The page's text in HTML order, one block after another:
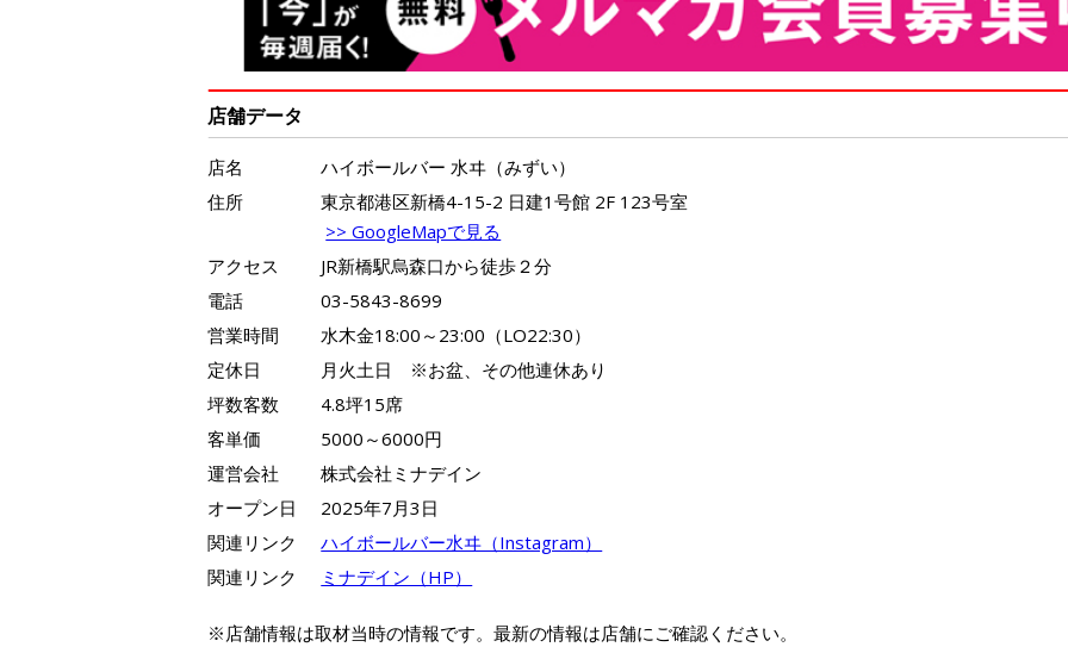
店舗データ
店名
ハイボールバー 水ヰ（みずい）
住所
東京都港区新橋4-15-2 日建1号館 2F 123号室
>> GoogleMapで見る
アクセス
JR新橋駅烏森口から徒歩２分
電話
03-5843-8699
営業時間
水木金18:00～23:00（LO22:30）
定休日
月火土日 ※お盆、その他連休あり
坪数客数
4.8坪15席
客単価
5000～6000円
運営会社
株式会社ミナデイン
オープン日
2025年7月3日
関連リンク
ハイボールバー水ヰ（Instagram）
関連リンク
ミナデイン（HP）
※店舗情報は取材当時の情報です。最新の情報は店舗にご確認ください。